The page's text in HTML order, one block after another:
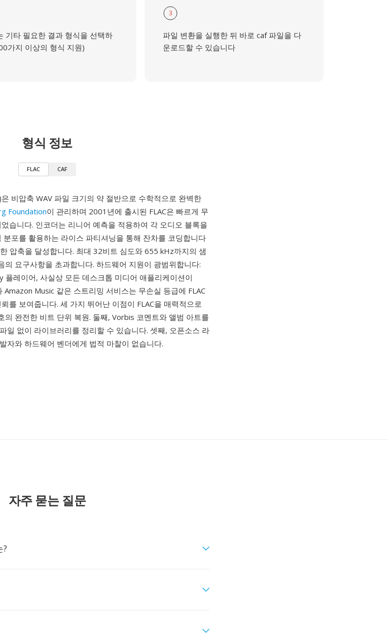
기타 필요한 결과 형식을 선택하
가지 이상의 형식 지원)
3
파일 변환을 실행한 뒤 바로 caf 파일을 다
운로드할 수 있습니다
형식 정보
FLAC CAF
비압축 WAV 파일 크기의 약 절반으로 수학적으로 완벽한
Foundation이 관리하며 2001년에 출시된 FLAC은 빠르게 무
습니다. 인코더는 리니어 예측을 적용하여 각 오디오 블록을
포를 활용하는 라이스 파티셔닝을 통해 잔차를 코딩합니다
압축을 달성합니다. 최대 32비트 심도와 655 kHz까지의 샘
의 요구사항을 초과합니다. 하드웨어 지원이 광범위합니다:
플레이어, 사실상 모든 데스크톱 미디어 애플리케이션이
Amazon Music 같은 스트리밍 서비스는 무손실 등급에 FLAC
를 보여줍니다. 세 가지 뛰어난 이점이 FLAC을 매력적으로
의 완전한 비트 단위 복원. 둘째, Vorbis 코멘트와 앨범 아트를
일 없이 라이브러리를 정리할 수 있습니다. 셋째, 오픈소스 라
자와 하드웨어 벤더에게 법적 마찰이 없습니다.
자주 묻는 질문
?